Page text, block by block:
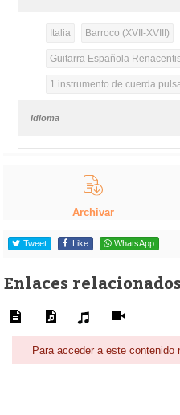
Italia Barroco (XVII-XVIII)
Guitarra Española
1 instrumento de cuerda
Idioma
Archivar
Tweet Like WhatsApp
Enlaces relacionados
Para acceder a este